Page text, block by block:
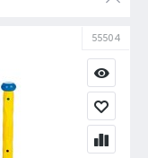
55504